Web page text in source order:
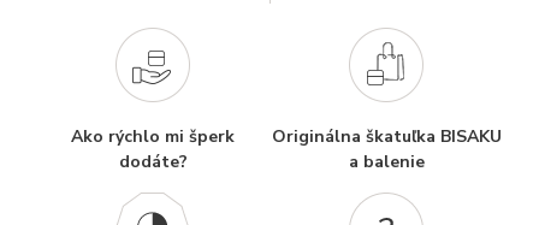
Ako rýchlo mi šperk
dodáte?
Originálna škatuľka BISAKU
a balenie